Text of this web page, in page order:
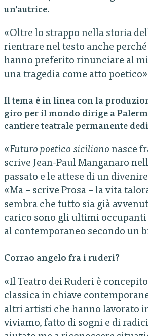
un’autrice.
«Oltre lo strappo nella storia
rientrare nel testo anche
hanno preferito rinunciare al
una tragedia come atto
Il tema è in linea con la
giro per il mondo dirige a
cantiere teatrale permanente
«Futuro poetico siciliano nasce
scrive Jean-Paul Manganaro
passato e le attese di un
«Ma – scrive Prosa – la vita
sembra che tutto sia già
carico sono gli ultimi occupanti
al contemporaneo secondo un
Corrao angelo fra i ruderi?
«Il Teatro dei Ruderi è
classica in chiave
altri artisti che hanno lavorato
viviamo, fatto di sogni e di